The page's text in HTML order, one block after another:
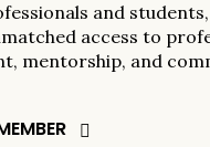
and students,
access to
mentorship, and